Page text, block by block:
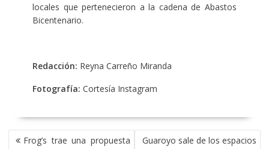
locales que pertenecieron a la cadena de Abastos
Bicentenario.
Redacción: Reyna Carreño Miranda
Fotografía: Cortesía Instagram
NAVEGACIÓN
Frog’s trae una propuesta
Guaroyo sale de los espacios